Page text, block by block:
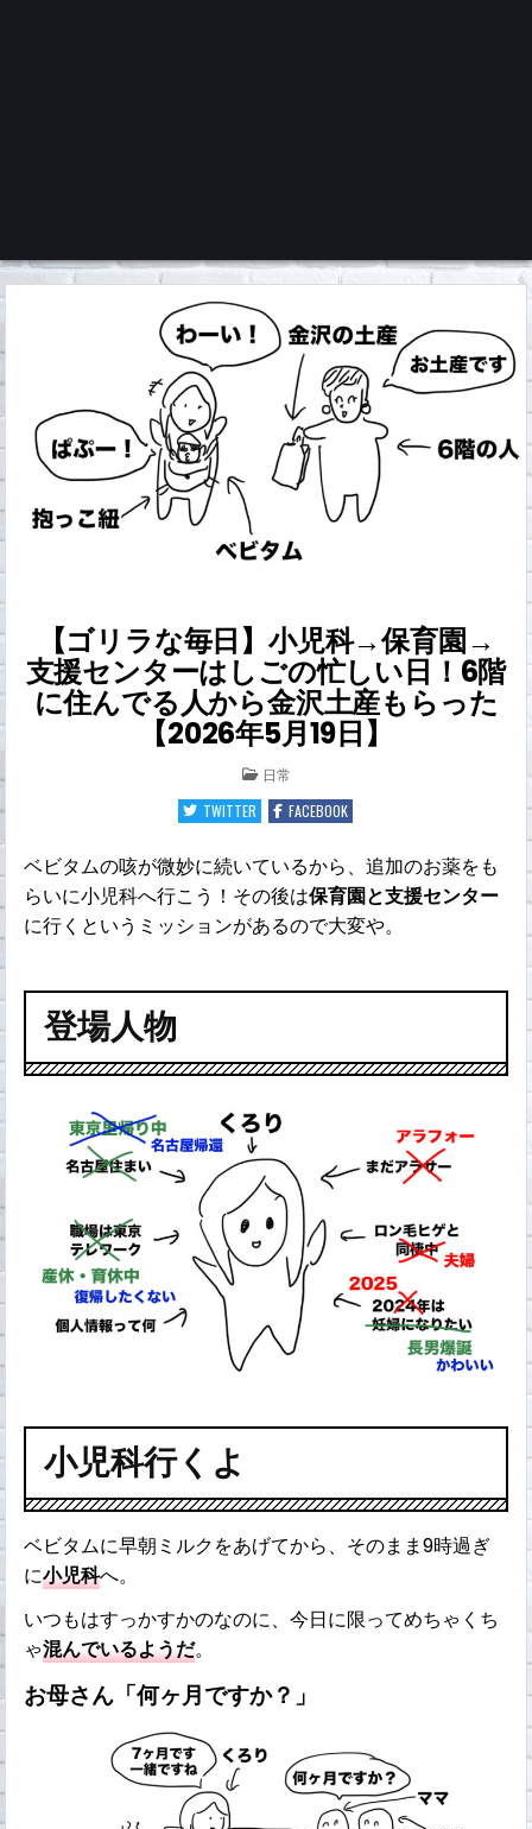
くろチャンネル
【ゴリラな毎日】小児科→保育園→
支援センターはしごの忙しい日！6階
に住んでる人から金沢土産もらった
【2026年5月19日】
POSTED
IN
日常
TWITTER
FACEBOOK
ベビタムの咳が微妙に続いているから、追加のお薬をも
らいに小児科へ行こう！その後は保育園と支援センター
に行くというミッションがあるので大変や。
登場人物
小児科行くよ
ベビタムに早朝ミルクをあげてから、そのまま9時過ぎ
に小児科へ。
いつもはすっかすかのなのに、今日に限ってめちゃくち
ゃ混んでいるようだ。
お母さん「何ヶ月ですか？」